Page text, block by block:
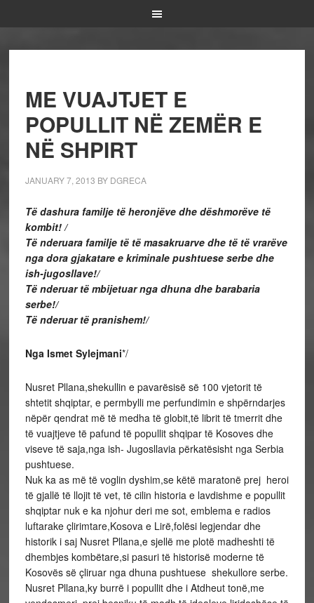
ME VUAJTJET E
POPULLIT NË ZEMËR E
NË SHPIRT
JANUARY 7, 2013 BY DGRECA
Të dashura familje të heronjëve dhe dëshmorëve të
kombit! /
Të nderuara familje të të masakruarve dhe të të vrarëve
nga dora gjakatare e kriminale pushtuese serbe dhe
ish-jugosllave!/
Të nderuar të mbijetuar nga dhuna dhe barabaria
serbe!/
Të nderuar të pranishem!/
Nga Ismet Sylejmani*/
Nusret Pllana,shekullin e pavarësisë së 100 vjetorit të
shtetit shqiptar, e permbylli me perfundimin e shpërndarjes
nëpër qendrat më të medha të globit,të librit të tmerrit dhe
të vuajtjeve të pafund të popullit shqipar të Kosoves dhe
viseve të saja,nga ish- Jugosllavia përkatësisht nga Serbia
pushtuese.
Nuk ka as më të voglin dyshim,se këtë maratonë prej heroi
të gjallë të llojit të vet, të cilin historia e lavdishme e popullit
shqiptar nuk e ka njohur deri me sot, emblema e radios
luftarake çlirimtare,Kosova e Lirë,folësi legjendar dhe
historik i saj Nusret Pllana,e sjellë me plotë madheshti të
dhembjes kombëtare,si pasuri të historisë moderne të
Kosovës së çliruar nga dhuna pushtuese shekullore serbe.
Nusret Pllana,ky burrë i popullit dhe i Atdheut tonë,me